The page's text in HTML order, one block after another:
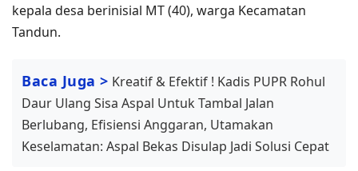
kepala desa berinisial MT (40), warga Kecamatan
Tandun.
Baca Juga > Kreatif & Efektif ! Kadis PUPR Rohul
Daur Ulang Sisa Aspal Untuk Tambal Jalan
Berlubang, Efisiensi Anggaran, Utamakan
Keselamatan: Aspal Bekas Disulap Jadi Solusi Cepat